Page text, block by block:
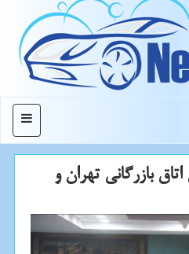
منو
بازرگانی تهران و